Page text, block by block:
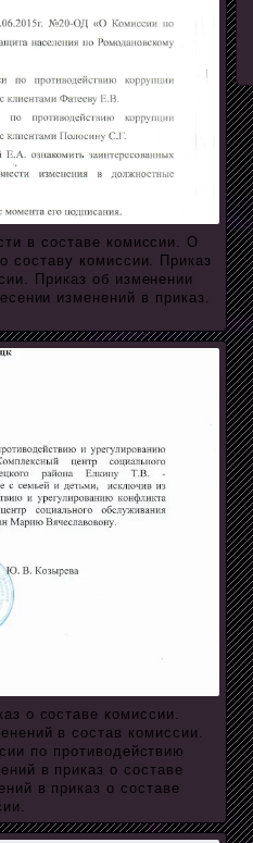
в составе комиссии. О
составу комиссии. Приказ
Приказ об изменении
изменений в приказ.
о составе комиссии.
в состав комиссии.
по противодействию
в приказ о составе
в приказ о составе